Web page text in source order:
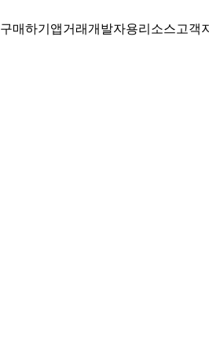
구매하기앱거래개발자용리소스고객